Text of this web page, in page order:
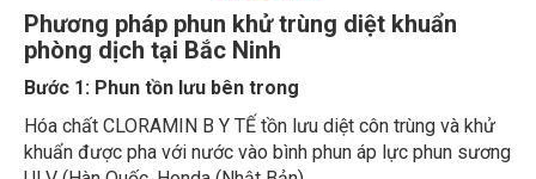
Phương pháp phun khử trùng diệt khuẩn
phòng dịch tại Bắc Ninh
Bước 1: Phun tồn lưu bên trong
Hóa chất CLORAMIN B Y TẾ tồn lưu diệt côn trùng và khử
khuẩn được pha với nước vào bình phun áp lực phun sương
ULV (Hàn Quốc, Honda (Nhật Bản).